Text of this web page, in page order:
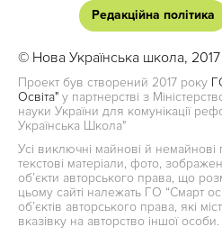
Редакційна політика
© Нова Українська школа, 2017
Проект був створений 2017 року
Освіта" у партнерстві з
науки України для комунікації
Українська Школа"
Усі виключні майнові й немайнові
текстові матеріали, фото,
об’єкти авторського права, що
цьому сайті належать ГО “Смарт
об’єктів авторського права, які
вказівку на авторство іншої особи.